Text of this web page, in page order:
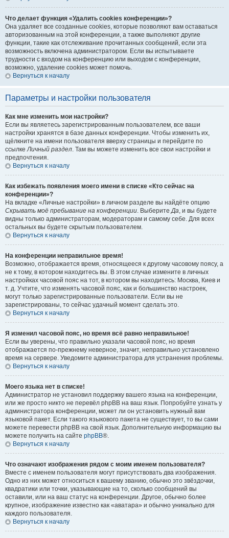
Что делает функция «Удалить cookies конференции»?
Она удаляет все созданные cookies, которые позволяют вам оставаться
авторизованным на этой конференции, а также выполняют другие
функции, такие как отслеживание прочитанных сообщений, если эта
возможность включена администратором. Если вы испытываете
трудности с входом на конференцию или выходом с конференции,
возможно, удаление cookies может помочь.
Вернуться к началу
Параметры и настройки пользователя
Как мне изменить мои настройки?
Если вы являетесь зарегистрированным пользователем, все ваши
настройки хранятся в базе данных конференции. Чтобы изменить их,
щёлкните на имени пользователя вверху страницы и перейдите по
ссылкеЛичный раздел. Там вы можете изменить все свои настройки и
предпочтения.
Вернуться к началу
Как избежать появления моего имени в списке «Кто сейчас на
конференции»?
На вкладке «Личные настройки» в личном разделе вы найдёте опцию
Скрывать моё пребывание на конференции. ВыберитеДа, и вы будете
видны только администраторам, модераторам и самому себе. Для всех
остальных вы будете скрытым пользователем.
Вернуться к началу
На конференции неправильное время!
Возможно, отображается время, относящееся к другому часовому поясу, а
не к тому, в котором находитесь вы. В этом случае измените в личных
настройках часовой пояс на тот, в котором вы находитесь: Москва, Киев и
т. д. Учтите, что изменять часовой пояс, как и большинство настроек,
могут только зарегистрированные пользователи. Если вы не
зарегистрированы, то сейчас удачный момент сделать это.
Вернуться к началу
Я изменил часовой пояс, но время всё равно неправильное!
Если вы уверены, что правильно указали часовой пояс, но время
отображается по-прежнему неверное, значит, неправильно установлено
время на сервере. Уведомите администратора для устранения проблемы.
Вернуться к началу
Моего языка нет в списке!
Администратор не установил поддержку вашего языка на конференции,
или же просто никто не перевёл phpBB на ваш язык. Попробуйте узнать у
администратора конференции, может ли он установить нужный вам
языковой пакет. Если такого языкового пакета не существует, то вы сами
можете перевести phpBB на свой язык. Дополнительную информацию вы
можете получить на сайте phpBB®.
Вернуться к началу
Что означают изображения рядом с моим именем пользователя?
Вместе с именем пользователя могут присутствовать два изображения.
Одно из них может относиться к вашему званию, обычно это звёздочки,
квадратики или точки, указывающие на то, сколько сообщений вы
оставили, или на ваш статус на конференции. Другое, обычно более
крупное, изображение известно как «аватара» и обычно уникально для
каждого пользователя.
Вернуться к началу